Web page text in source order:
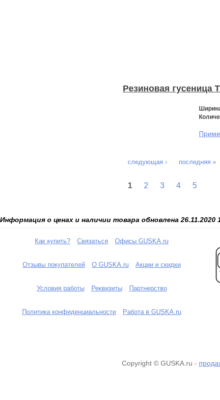
Резиновая гусеница
следующая › последняя »
1 2 3 4 5
Информация о ценах и наличии товара обновлена 26.11.2020
Как купить? Связаться Офисы GUSKA.ru
Отзывы покупателей О GUSKA.ru Акции и скидки
Условия работы Реквизиты Партнерство
Политика конфиденциальности Работа в GUSKA.ru
Copyright © GUSKA.ru -